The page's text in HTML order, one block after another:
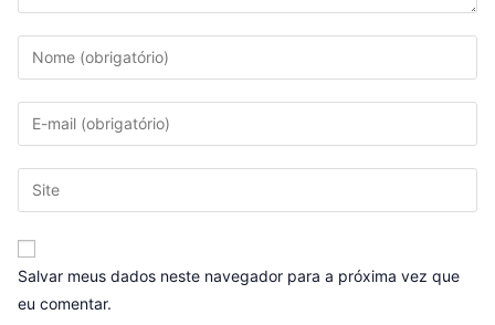
Salvar meus dados neste navegador para a próxima vez que
eu comentar.